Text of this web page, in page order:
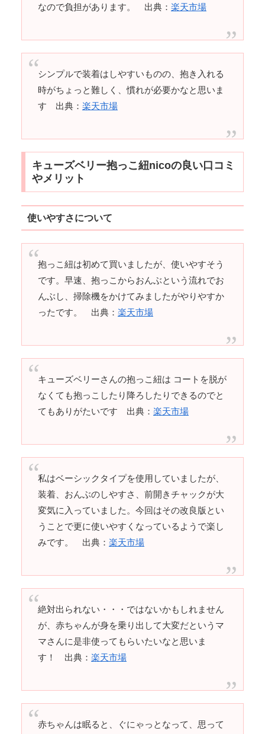
なので負担があります。 出典： 楽天市場
シンプルで装着はしやすいものの、抱き入れる
時がちょっと難しく、慣れが必要かなと思いま
す 出典： 楽天市場
キューズベリー抱っこ紐nicoの良い口コミ
やメリット
使いやすさについて
抱っこ紐は初めて買いましたが、使いやすそう
です。早速、抱っこからおんぶという流れでお
んぶし、掃除機をかけてみましたがやりやすか
ったです。 出典： 楽天市場
キューズベリーさんの抱っこ紐は コートを脱が
なくても抱っこしたり降ろしたりできるのでと
てもありがたいです 出典： 楽天市場
私はベーシックタイプを使用していましたが、
装着、おんぶのしやすさ、前開きチャックが大
変気に入っていました。今回はその改良版とい
うことで更に使いやすくなっているようで楽し
みです。 出典： 楽天市場
絶対出られない・・・ではないかもしれません
が、赤ちゃんが身を乗り出して大変だというマ
マさんに是非使ってもらいたいなと思いま
す！ 出典： 楽天市場
赤ちゃんは眠ると、ぐにゃっとなって、思って